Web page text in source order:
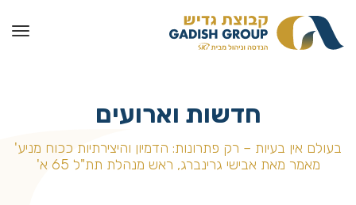
חדשות וארועים
בעולם אין בעיות – רק פתרונות: הדמיון והיצירתיות ככוח מניע'
מאמר מאת אבישי גרינברג, ראש מנהלת תת"ל 65 א'